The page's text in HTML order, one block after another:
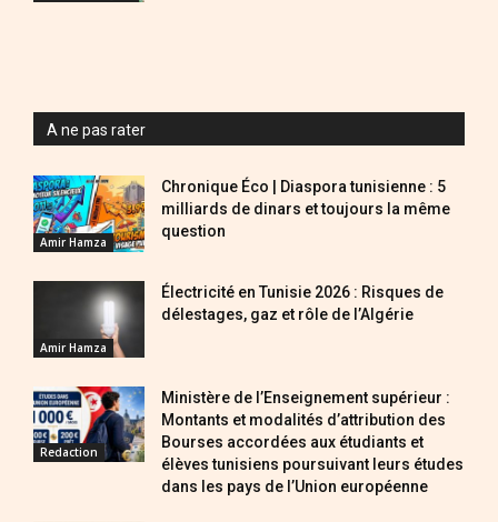
A ne pas rater
Amir Hamza
Chronique Éco | Diaspora tunisienne : 5
milliards de dinars et toujours la même
question
Amir Hamza
Électricité en Tunisie 2026 : Risques de
délestages, gaz et rôle de l’Algérie
Redaction
Ministère de l’Enseignement supérieur :
Montants et modalités d’attribution des
Bourses accordées aux étudiants et
élèves tunisiens poursuivant leurs études
dans les pays de l’Union européenne